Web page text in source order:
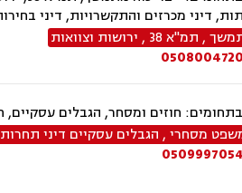
דיני מכרזים והתקשרויות, דיני
, תמ"א 38 , ירושות וצוואות
0508004720
חוזים ומסחר, הגבלים עסקיים,
מסחרי, הגבלים עסקיים דיני תחרות
0509997054